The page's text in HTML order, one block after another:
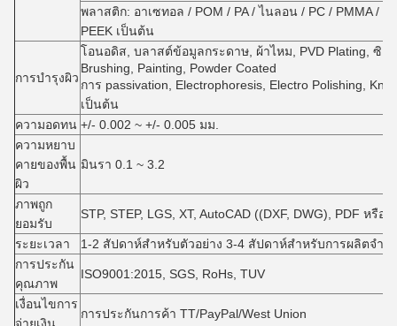
พลาสติก: อาเซทอล / POM / PA / ไนลอน / PC / PMMA /
PEEK เป็นต้น
การบํารุงผิว
โอนอดิส, บลาสต์ข้อมูลกระดาษ, ผ้าไหม, PVD Plating, ซิง
Brushing, Painting, Powder Coated
การ passivation, Electrophoresis, Electro Polishing,
เป็นต้น
ความอดทน +/- 0.002 ~ +/- 0.005 มม.
ความหยาบ
คายของพื้น
ผิว
มินรา 0.1 ~ 3.2
ภาพถูก
ยอมรับ
STP, STEP, LGS, XT, AutoCAD ((DXF, DWG), PDF หรือตั
ระยะเวลา
1-2 สัปดาห์สําหรับตัวอย่าง 3-4 สัปดาห์สําหรับการผลิตจําน
การประกัน
คุณภาพ
ISO9001:2015, SGS, RoHs, TUV
เงื่อนไขการ
การประกันการค้า TT/PayPal/West Union